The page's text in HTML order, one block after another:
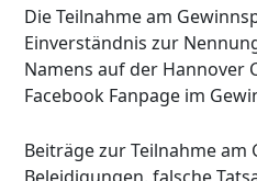
Die Teilnahme am
Einverständnis zur
Namens auf der Hannover
Facebook Fanpage im
Beiträge zur Teilnahme